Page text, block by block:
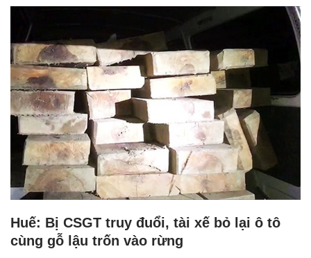
Huế: Bị CSGT truy đuổi, tài xế bỏ lại ô tô
cùng gỗ lậu trốn vào rừng